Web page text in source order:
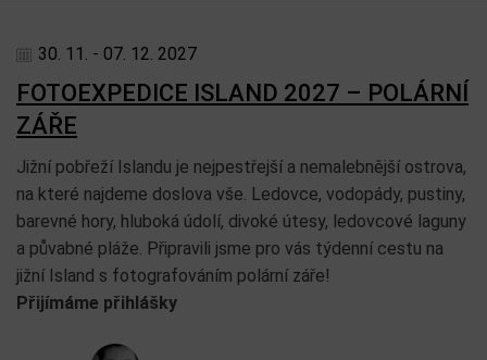
30. 11. - 07. 12. 2027
FOTOEXPEDICE ISLAND 2027 – POLÁRNÍ
ZÁŘE
Jižní pobřeží Islandu je nejpestřejší a nemalebnější ostrova,
na které najdeme doslova vše. Ledovce, vodopády, pustiny,
barevné hory, hluboká údolí, divoké útesy, ledovcové laguny
a půvabné pláže. Připravili jsme pro vás týdenní cestu na
jižní Island s fotografováním polární záře!
Přijímáme přihlášky